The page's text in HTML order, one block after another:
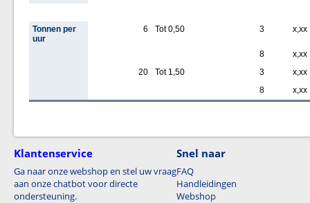
Tonnen per
uur
6 Tot 0,50 3 x,xx
8
x,xx
20
Tot 1,50 3
x,xx
8
x,xx
Klantenservice
Ga naar onze webshop en stel uw vraag
aan onze chatbot voor directe
ondersteuning.
Snel naar
FAQ
Handleidingen
Webshop